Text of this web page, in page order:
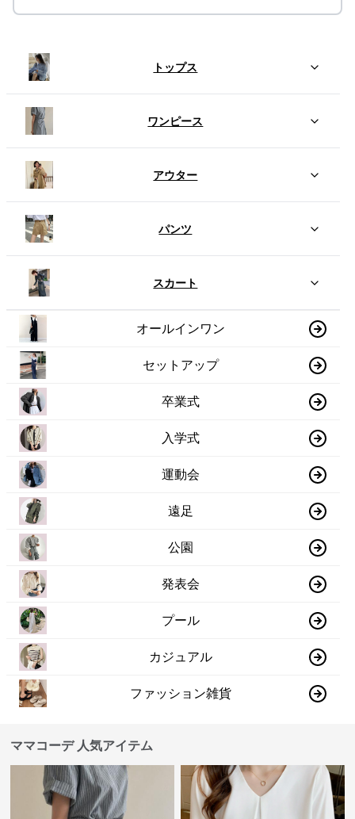
トップス
ワンピース
アウター
パンツ
スカート
オールインワン
セットアップ
卒業式
入学式
運動会
遠足
公園
発表会
プール
カジュアル
ファッション雑貨
ママコーデ 人気アイテム